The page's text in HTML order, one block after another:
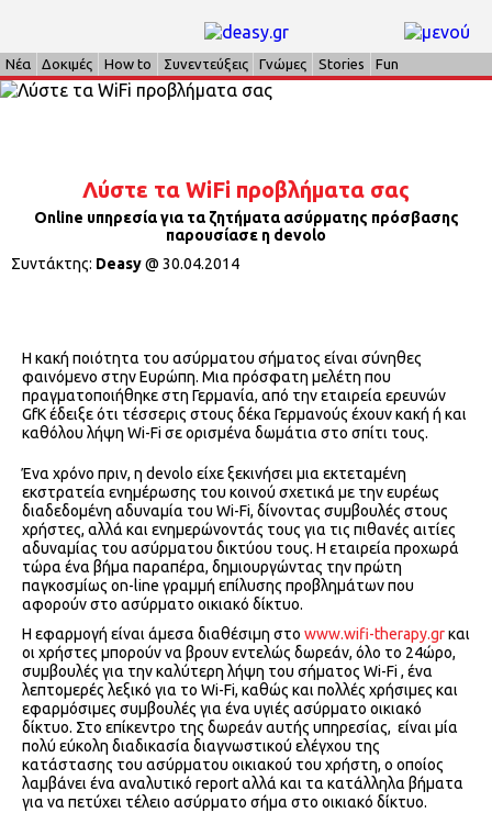
Νέα Δοκιμές How to Συνεντεύξεις Γνώμες Stories Fun
Λύστε τα WiFi προβλήματα σας
Online υπηρεσία για τα ζητήματα ασύρματης πρόσβασης
παρουσίασε η devolo
Συντάκτης: Deasy@ 30.04.2014
Η κακή ποιότητα του ασύρματου σήματος είναι σύνηθες
φαινόμενο στην Ευρώπη. Μια πρόσφατη μελέτη που
πραγματοποιήθηκε στη Γερμανία, από την εταιρεία ερευνών
GfK έδειξε ότι τέσσερις στους δέκα Γερμανούς έχουν κακή ή και
καθόλου λήψη Wi-Fi σε ορισμένα δωμάτια στο σπίτι τους.
Ένα χρόνο πριν, η devolo είχε ξεκινήσει μια εκτεταμένη
εκστρατεία ενημέρωσης του κοινού σχετικά με την ευρέως
διαδεδομένη αδυναμία του Wi-Fi, δίνοντας συμβουλές στους
χρήστες, αλλά και ενημερώνοντάς τους για τις πιθανές αιτίες
αδυναμίας του ασύρματου δικτύου τους. Η εταιρεία προχωρά
τώρα ένα βήμα παραπέρα, δημιουργώντας την πρώτη
παγκοσμίως on-line γραμμή επίλυσης προβλημάτων που
αφορούν στο ασύρματο οικιακό δίκτυο.
Η εφαρμογή είναι άμεσα διαθέσιμη στο www.wifi-therapy.grκαι
οι χρήστες μπορούν να βρουν εντελώς δωρεάν, όλο το 24ώρο,
συμβουλές για την καλύτερη λήψη του σήματος Wi-Fi , ένα
λεπτομερές λεξικό για το Wi-Fi, καθώς και πολλές χρήσιμες και
εφαρμόσιμες συμβουλές για ένα υγιές ασύρματο οικιακό
δίκτυο. Στο επίκεντρο της δωρεάν αυτής υπηρεσίας, είναι μία
πολύ εύκολη διαδικασία διαγνωστικού ελέγχου της
κατάστασης του ασύρματου οικιακού του χρήστη, ο οποίος
λαμβάνει ένα αναλυτικό report αλλά και τα κατάλληλα βήματα
για να πετύχει τέλειο ασύρματο σήμα στο οικιακό δίκτυο.